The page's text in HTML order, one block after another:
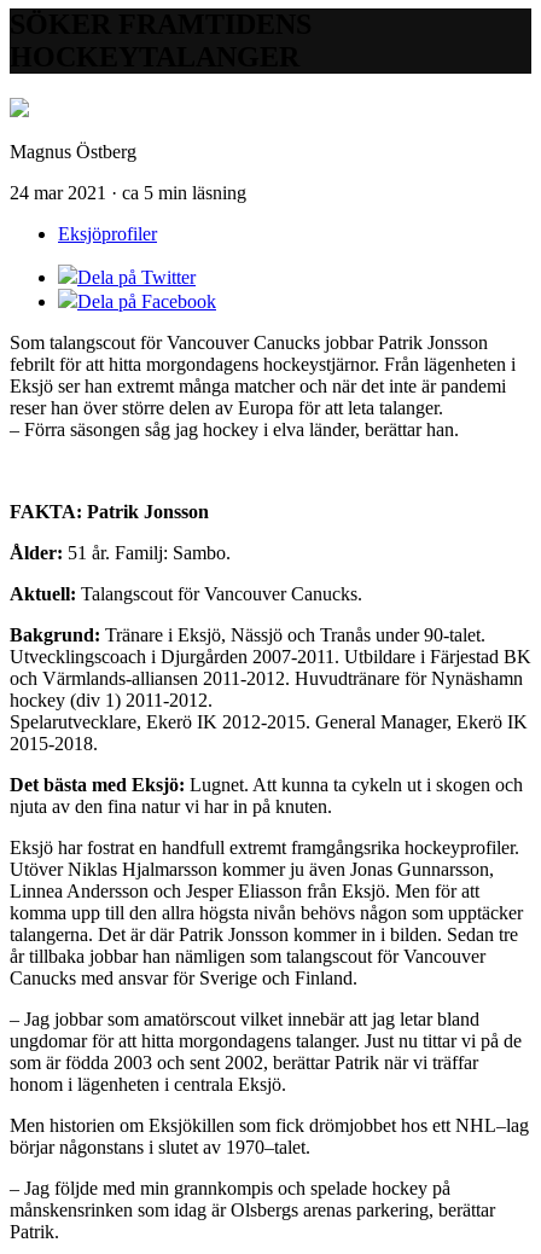
Magnus Östberg
24 mar 2021 · ca 5 min läsning
Eksjöprofiler
Dela på Twitter
Dela på Facebook
Som talangscout för Vancouver Canucks jobbar Patrik Jonsson
febrilt för att hitta morgondagens hockeystjärnor. Från lägenheten i
Eksjö ser han extremt många matcher och när det inte är pandemi
reser han över större delen av Europa för att leta talanger.
– Förra säsongen såg jag hockey i elva länder, berättar han.
FAKTA: Patrik Jonsson
Ålder: 51 år. Familj: Sambo.
Aktuell: Talangscout för Vancouver Canucks.
Bakgrund: Tränare i Eksjö, Nässjö och Tranås under 90-talet.
Utvecklingscoach i Djurgården 2007-2011. Utbildare i Färjestad BK
och Värmlands-alliansen 2011-2012. Huvudtränare för Nynäshamn
hockey (div 1) 2011-2012.
Spelarutvecklare, Ekerö IK 2012-2015. General Manager, Ekerö IK
2015-2018.
Det bästa med Eksjö: Lugnet. Att kunna ta cykeln ut i skogen och
njuta av den fina natur vi har in på knuten.
Eksjö har fostrat en handfull extremt framgångsrika hockeyprofiler.
Utöver Niklas Hjalmarsson kommer ju även Jonas Gunnarsson,
Linnea Andersson och Jesper Eliasson från Eksjö. Men för att
komma upp till den allra högsta nivån behövs någon som upptäcker
talangerna. Det är där Patrik Jonsson kommer in i bilden. Sedan tre
år tillbaka jobbar han nämligen som talangscout för Vancouver
Canucks med ansvar för Sverige och Finland.
– Jag jobbar som amatörscout vilket innebär att jag letar bland
ungdomar för att hitta morgondagens talanger. Just nu tittar vi på de
som är födda 2003 och sent 2002, berättar Patrik när vi träffar
honom i lägenheten i centrala Eksjö.
Men historien om Eksjökillen som fick drömjobbet hos ett NHL–lag
börjar någonstans i slutet av 1970–talet.
– Jag följde med min grannkompis och spelade hockey på
månskensrinken som idag är Olsbergs arenas parkering, berättar
Patrik.